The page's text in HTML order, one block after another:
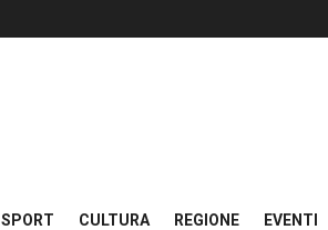
SPORT CULTURA REGIONE EVENTI